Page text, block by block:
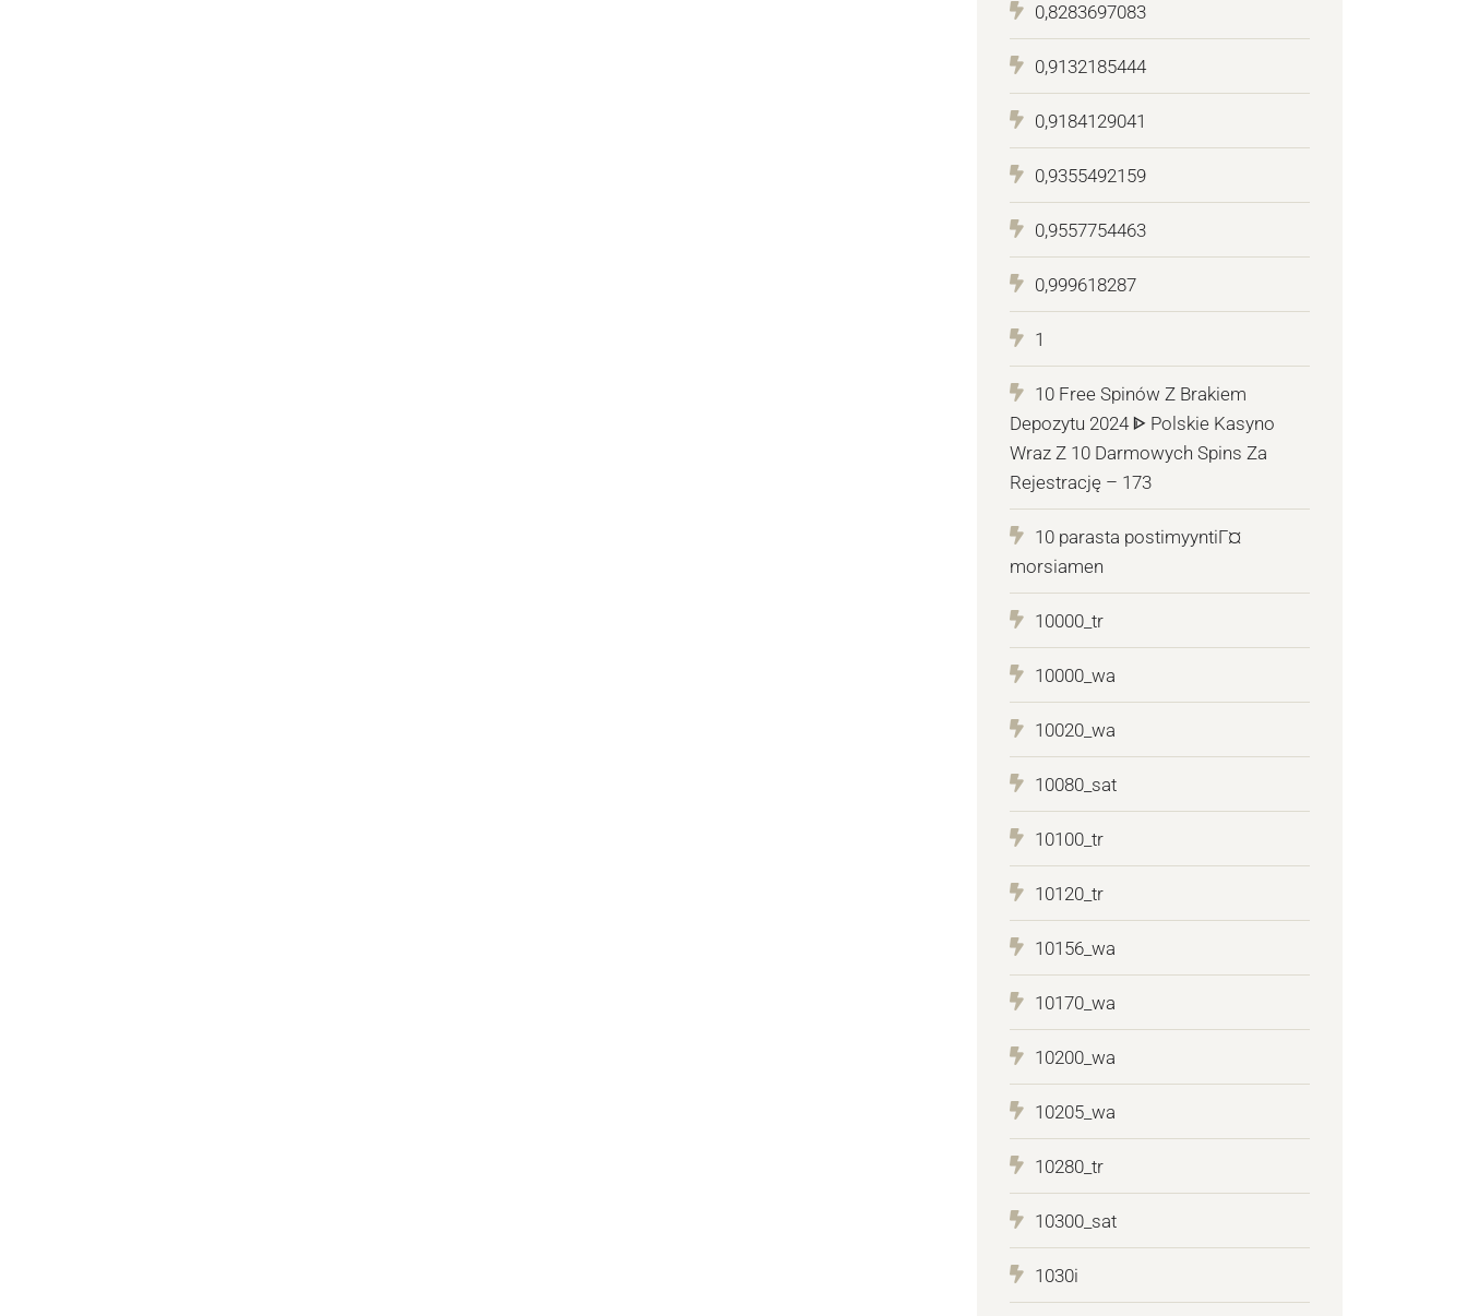
0,8283697083
0,9132185444
0,9184129041
0,9355492159
0,9557754463
0,999618287
1
10 Free Spinów Z Brakiem
Depozytu 2024 ᐈ Polskie Kasyno
Wraz Z 10 Darmowych Spins Za
Rejestrację – 173
10 parasta postimyyntiГ¤
morsiamen
10000_tr
10000_wa
10020_wa
10080_sat
10100_tr
10120_tr
10156_wa
10170_wa
10200_wa
10205_wa
10280_tr
10300_sat
1030i